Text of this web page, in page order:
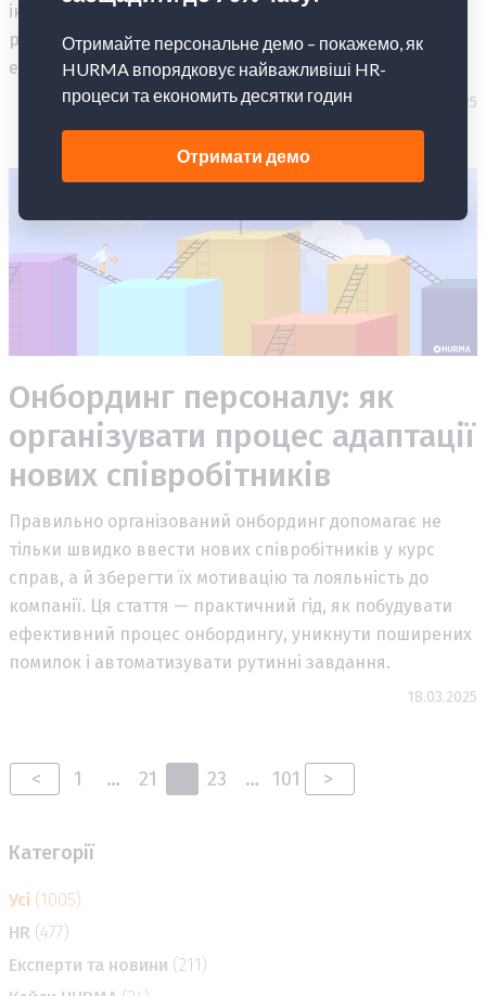
інструмент, який дозволяє створити комфортні умови
роботи, гарантувати чітке виконання стандартів та
ефективно управляти важливими процесами.
19.03.2025
Онбординг персоналу: як
організувати процес адаптації
нових співробітників
Правильно організований онбординг допомагає не
тільки швидко ввести нових співробітників у курс
справ, а й зберегти їх мотивацію та лояльність до
компанії. Ця стаття — практичний гід, як побудувати
ефективний процес онбордингу, уникнути поширених
помилок і автоматизувати рутинні завдання.
18.03.2025
< 1 … 21 23 … 101 >
Категорії
Усі (1005)
HR (477)
Експерти та новини (211)